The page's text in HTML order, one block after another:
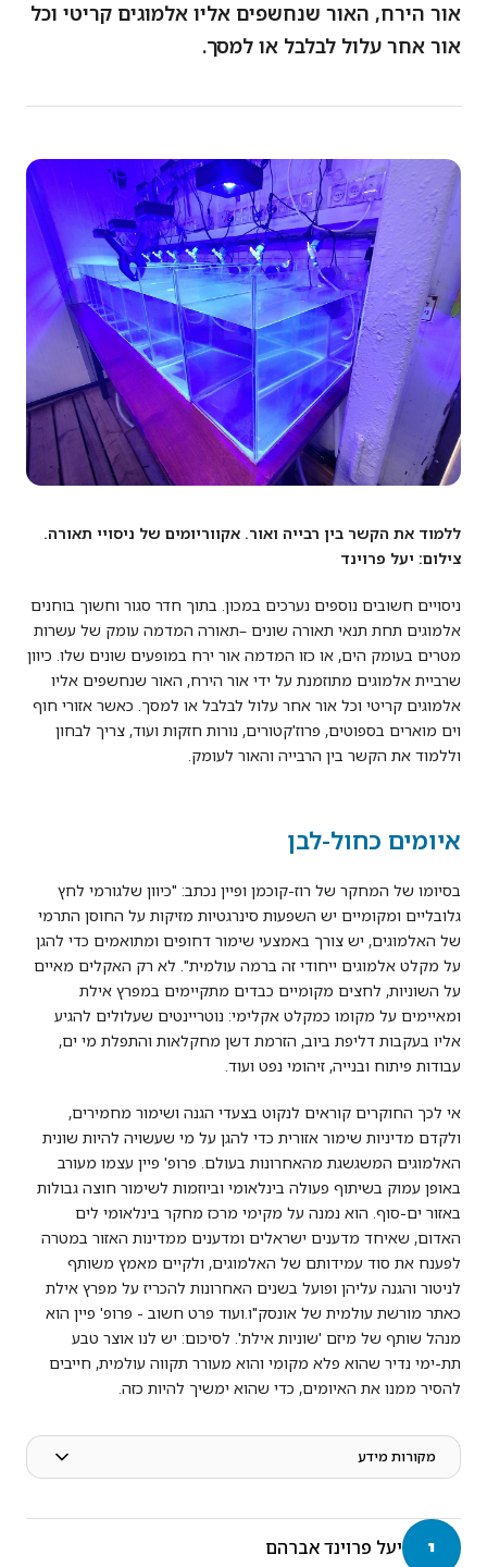
אור הירח, האור שנחשפים אליו אלמוגים קריטי וכל
אור אחר עלול לבלבל או למסך.
ללמוד את הקשר בין רבייה ואור. אקווריומים של ניסויי תאורה.
צילום: יעל פרוינד
ניסויים חשובים נוספים נערכים במכון. בתוך חדר סגור וחשוך בוחנים
אלמוגים תחת תנאי תאורה שונים –תאורה המדמה עומק של עשרות
מטרים בעומק הים, או כזו המדמה אור ירח במופעים שונים שלו. כיוון
שרביית אלמוגים מתוזמנת על ידי אור הירח, האור שנחשפים אליו
אלמוגים קריטי וכל אור אחר עלול לבלבל או למסך. כאשר אזורי חוף
וים מוארים בספוטים, פרוז'קטורים, נורות חזקות ועוד, צריך לבחון
וללמוד את הקשר בין הרבייה והאור לעומק.
איומים כחול-לבן
בסיומו של המחקר של רוז-קוכמן ופיין נכתב: "כיוון שלגורמי לחץ
גלובליים ומקומיים יש השפעות סינרגטיות מזיקות על החוסן התרמי
של האלמוגים, יש צורך באמצעי שימור דחופים ומתואמים כדי להגן
על מקלט אלמוגים ייחודי זה ברמה עולמית". לא רק האקלים מאיים
על השוניות, לחצים מקומיים כבדים מתקיימים במפרץ אילת
ומאיימים על מקומו כמקלט אקלימי: נוטריינטים שעלולים להגיע
אליו בעקבות דליפת ביוב, הזרמת דשן מחקלאות והתפלת מי ים,
עבודות פיתוח ובנייה, זיהומי נפט ועוד.
אי לכך החוקרים קוראים לנקוט בצעדי הגנה ושימור מחמירים,
ולקדם מדיניות שימור אזורית כדי להגן על מי שעשויה להיות שונית
האלמוגים המשגשגת מהאחרונות בעולם. פרופ' פיין עצמו מעורב
באופן עמוק בשיתוף פעולה בינלאומי וביוזמות לשימור חוצה גבולות
באזור ים-סוף. הוא נמנה על מקימי מרכז מחקר בינלאומי לים
האדום, שאיחד מדענים ישראלים ומדענים ממדינות האזור במטרה
לפענח את סוד עמידותם של האלמוגים, ולקיים מאמץ משותף
לניטור והגנה עליהן ופועל בשנים האחרונות להכריז על מפרץ אילת
כאתר מורשת עולמית של אונסק"ו.ועוד פרט חשוב - פרופ' פיין הוא
מנהל שותף של מיזם 'שוניות אילת'. לסיכום: יש לנו אוצר טבע
תת-ימי נדיר שהוא פלא מקומי והוא מעורר תקווה עולמית, חייבים
להסיר ממנו את האיומים, כדי שהוא ימשיך להיות כזה.
מקורות מידע
י יעל פרוינד אברהם